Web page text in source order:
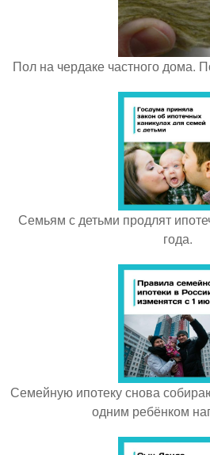
Пол на чердаке частного дома.
Семьям с детьми продлят
года.
Семейную ипотеку снова
одним ребёнком